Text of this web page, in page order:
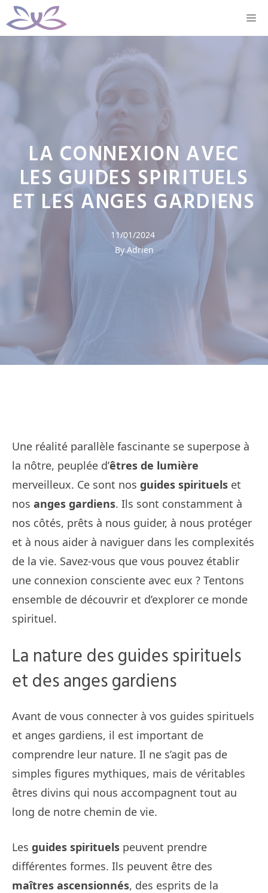
Aller
au
LA CONNEXION AVEC
LES GUIDES SPIRITUELS
ET LES ANGES GARDIENS
11/01/2024
By Adrien
Une réalité parallèle fascinante se superpose à
la nôtre, peuplée d’êtres de lumière
merveilleux. Ce sont nos guides spirituels et
nos anges gardiens. Ils sont constamment à
nos côtés, prêts à nous guider, à nous protéger
et à nous aider à naviguer dans les complexités
de la vie. Savez-vous que vous pouvez établir
une connexion consciente avec eux ? Tentons
ensemble de découvrir et d’explorer ce monde
spirituel.
La nature des guides spirituels
et des anges gardiens
Avant de vous connecter à vos guides spirituels
et anges gardiens, il est important de
comprendre leur nature. Il ne s’agit pas de
simples figures mythiques, mais de véritables
êtres divins qui nous accompagnent tout au
long de notre chemin de vie.
Les guides spirituels peuvent prendre
différentes formes. Ils peuvent être des
maîtres ascensionnés, des esprits de la